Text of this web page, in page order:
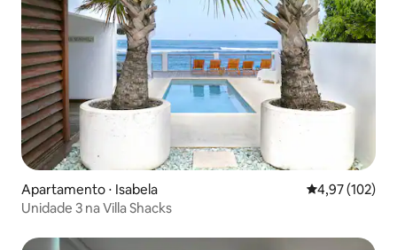
Apartamento ⋅ Isabela 4,97 de uma
4,97 (102)
Unidade 3 na Villa Shacks